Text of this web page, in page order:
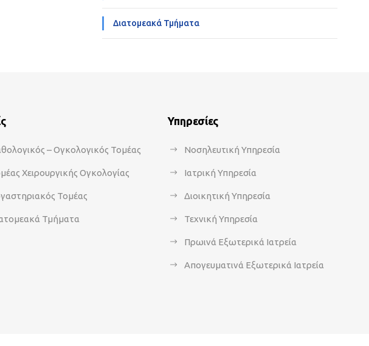
Διατομεακά Τμήματα
– Ογκολογικός Τομέας
Χειρουργικής Ογκολογίας
Τομέας
Τμήματα
Υπηρεσίες
Νοσηλευτική Υπηρεσία
Ιατρική Υπηρεσία
Διοικητική Υπηρεσία
Τεχνική Υπηρεσία
Πρωινά Εξωτερικά Ιατρεία
Απογευματινά Εξωτερικά Ιατρεία